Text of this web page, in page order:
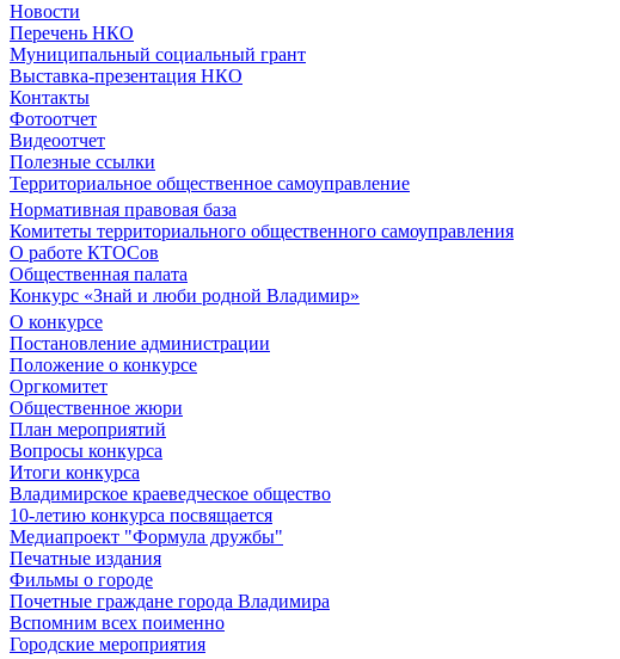
Новости
Перечень НКО
Муниципальный социальный грант
Выставка-презентация НКО
Контакты
Фотоотчет
Видеоотчет
Полезные ссылки
Территориальное общественное самоуправление
Нормативная правовая база
Комитеты территориального общественного самоуправления
О работе КТОСов
Общественная палата
Конкурс «Знай и люби родной Владимир»
О конкурсе
Постановление администрации
Положение о конкурсе
Оргкомитет
Общественное жюри
План мероприятий
Вопросы конкурса
Итоги конкурса
Владимирское краеведческое общество
10-летию конкурса посвящается
Медиапроект "Формула дружбы"
Печатные издания
Фильмы о городе
Почетные граждане города Владимира
Вспомним всех поименно
Городские мероприятия